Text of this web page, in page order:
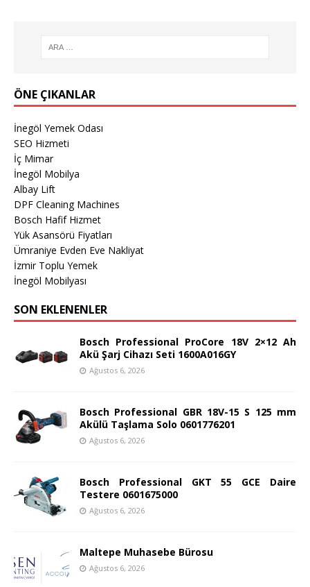
ÖNE ÇIKANLAR
İnegöl Yemek Odası
SEO Hizmeti
İç Mimar
İnegöl Mobilya
Albay Lift
DPF Cleaning Machines
Bosch Hafif Hizmet
Yük Asansörü Fiyatları
Ümraniye Evden Eve Nakliyat
İzmir Toplu Yemek
İnegöl Mobilyası
SON EKLENENLER
Bosch Professional ProCore 18V 2×12 Ah
Akü Şarj Cihazı Seti 1600A016GY
Ağustos 6, 2026
Bosch Professional GBR 18V-15 S 125 mm
Akülü Taşlama Solo 0601776201
Ağustos 6, 2026
Bosch Professional GKT 55 GCE Daire
Testere 0601675000
Ağustos 6, 2026
Maltepe Muhasebe Bürosu
Ağustos 6, 2026